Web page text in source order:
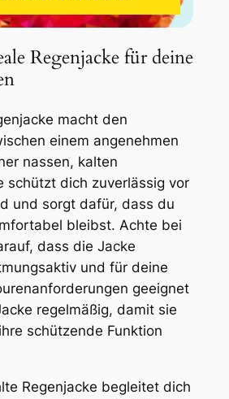
Regenjacke für deine
macht den
einem angenehmen
nassen, kalten
schützt dich zuverlässig vor
und sorgt dafür, dass du
bleibst. Achte bei
dass die Jacke
und für deine
geeignet
regelmäßig, damit sie
schützende Funktion
Regenjacke begleitet dich